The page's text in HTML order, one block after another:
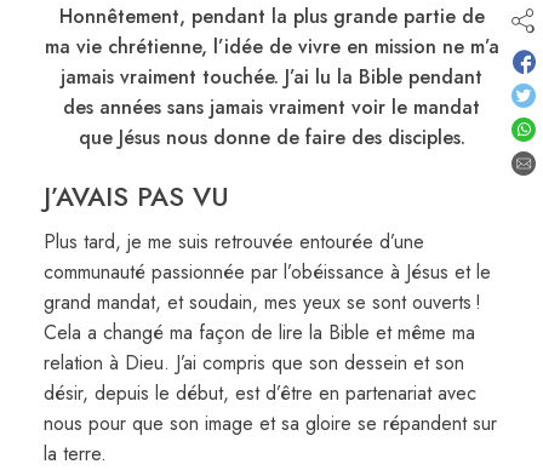
Honnêtement, pendant la plus grande partie de
ma vie chrétienne, l’idée de vivre en mission ne m’a
jamais vraiment touchée. J’ai lu la Bible pendant
des années sans jamais vraiment voir le mandat
que Jésus nous donne de faire des disciples.
J’AVAIS PAS VU
Plus tard, je me suis retrouvée entourée d’une
communauté passionnée par l’obéissance à Jésus et le
grand mandat, et soudain, mes yeux se sont ouverts !
Cela a changé ma façon de lire la Bible et même ma
relation à Dieu. J’ai compris que son dessein et son
désir, depuis le début, est d’être en partenariat avec
nous pour que son image et sa gloire se répandent sur
la terre.